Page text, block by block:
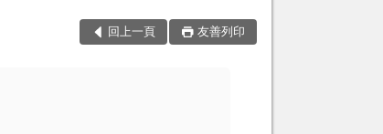
回上一頁 友善列印